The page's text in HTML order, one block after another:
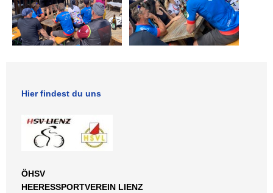
Hier findest du uns
ÖHSV
HEERESSPORTVEREIN LIENZ